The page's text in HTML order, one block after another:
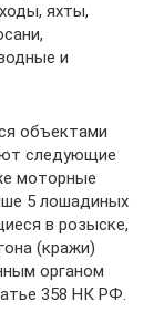
яхты,
и
объектами
следующие
моторные
5 лошадиных
в розыске,
(кражи)
органом
358 НК РФ.